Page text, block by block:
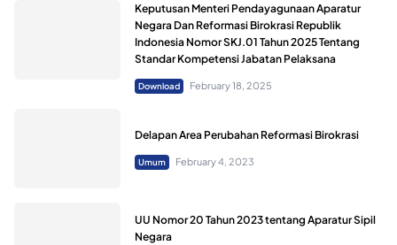
Keputusan Menteri Pendayagunaan Aparatur
Negara Dan Reformasi Birokrasi Republik
Indonesia Nomor SKJ.01 Tahun 2025 Tentang
Standar Kompetensi Jabatan Pelaksana
Download February 18, 2025
Delapan Area Perubahan Reformasi Birokrasi
Umum February 4, 2023
UU Nomor 20 Tahun 2023 tentang Aparatur Sipil
Negara